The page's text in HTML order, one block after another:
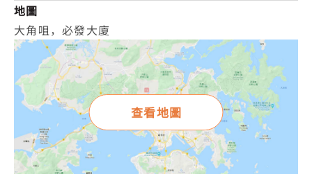
地圖
大角咀，必發大廈
查看地圖